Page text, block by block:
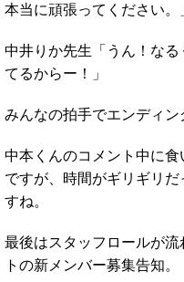
本当に頑張ってください。
中井りか先生「うん！な
てるからー！」
みんなの拍手でエンディン
中本くんのコメント中に
ですが、時間がギリギリ
すね。
最後はスタッフロールが
トの新メンバー募集告知。